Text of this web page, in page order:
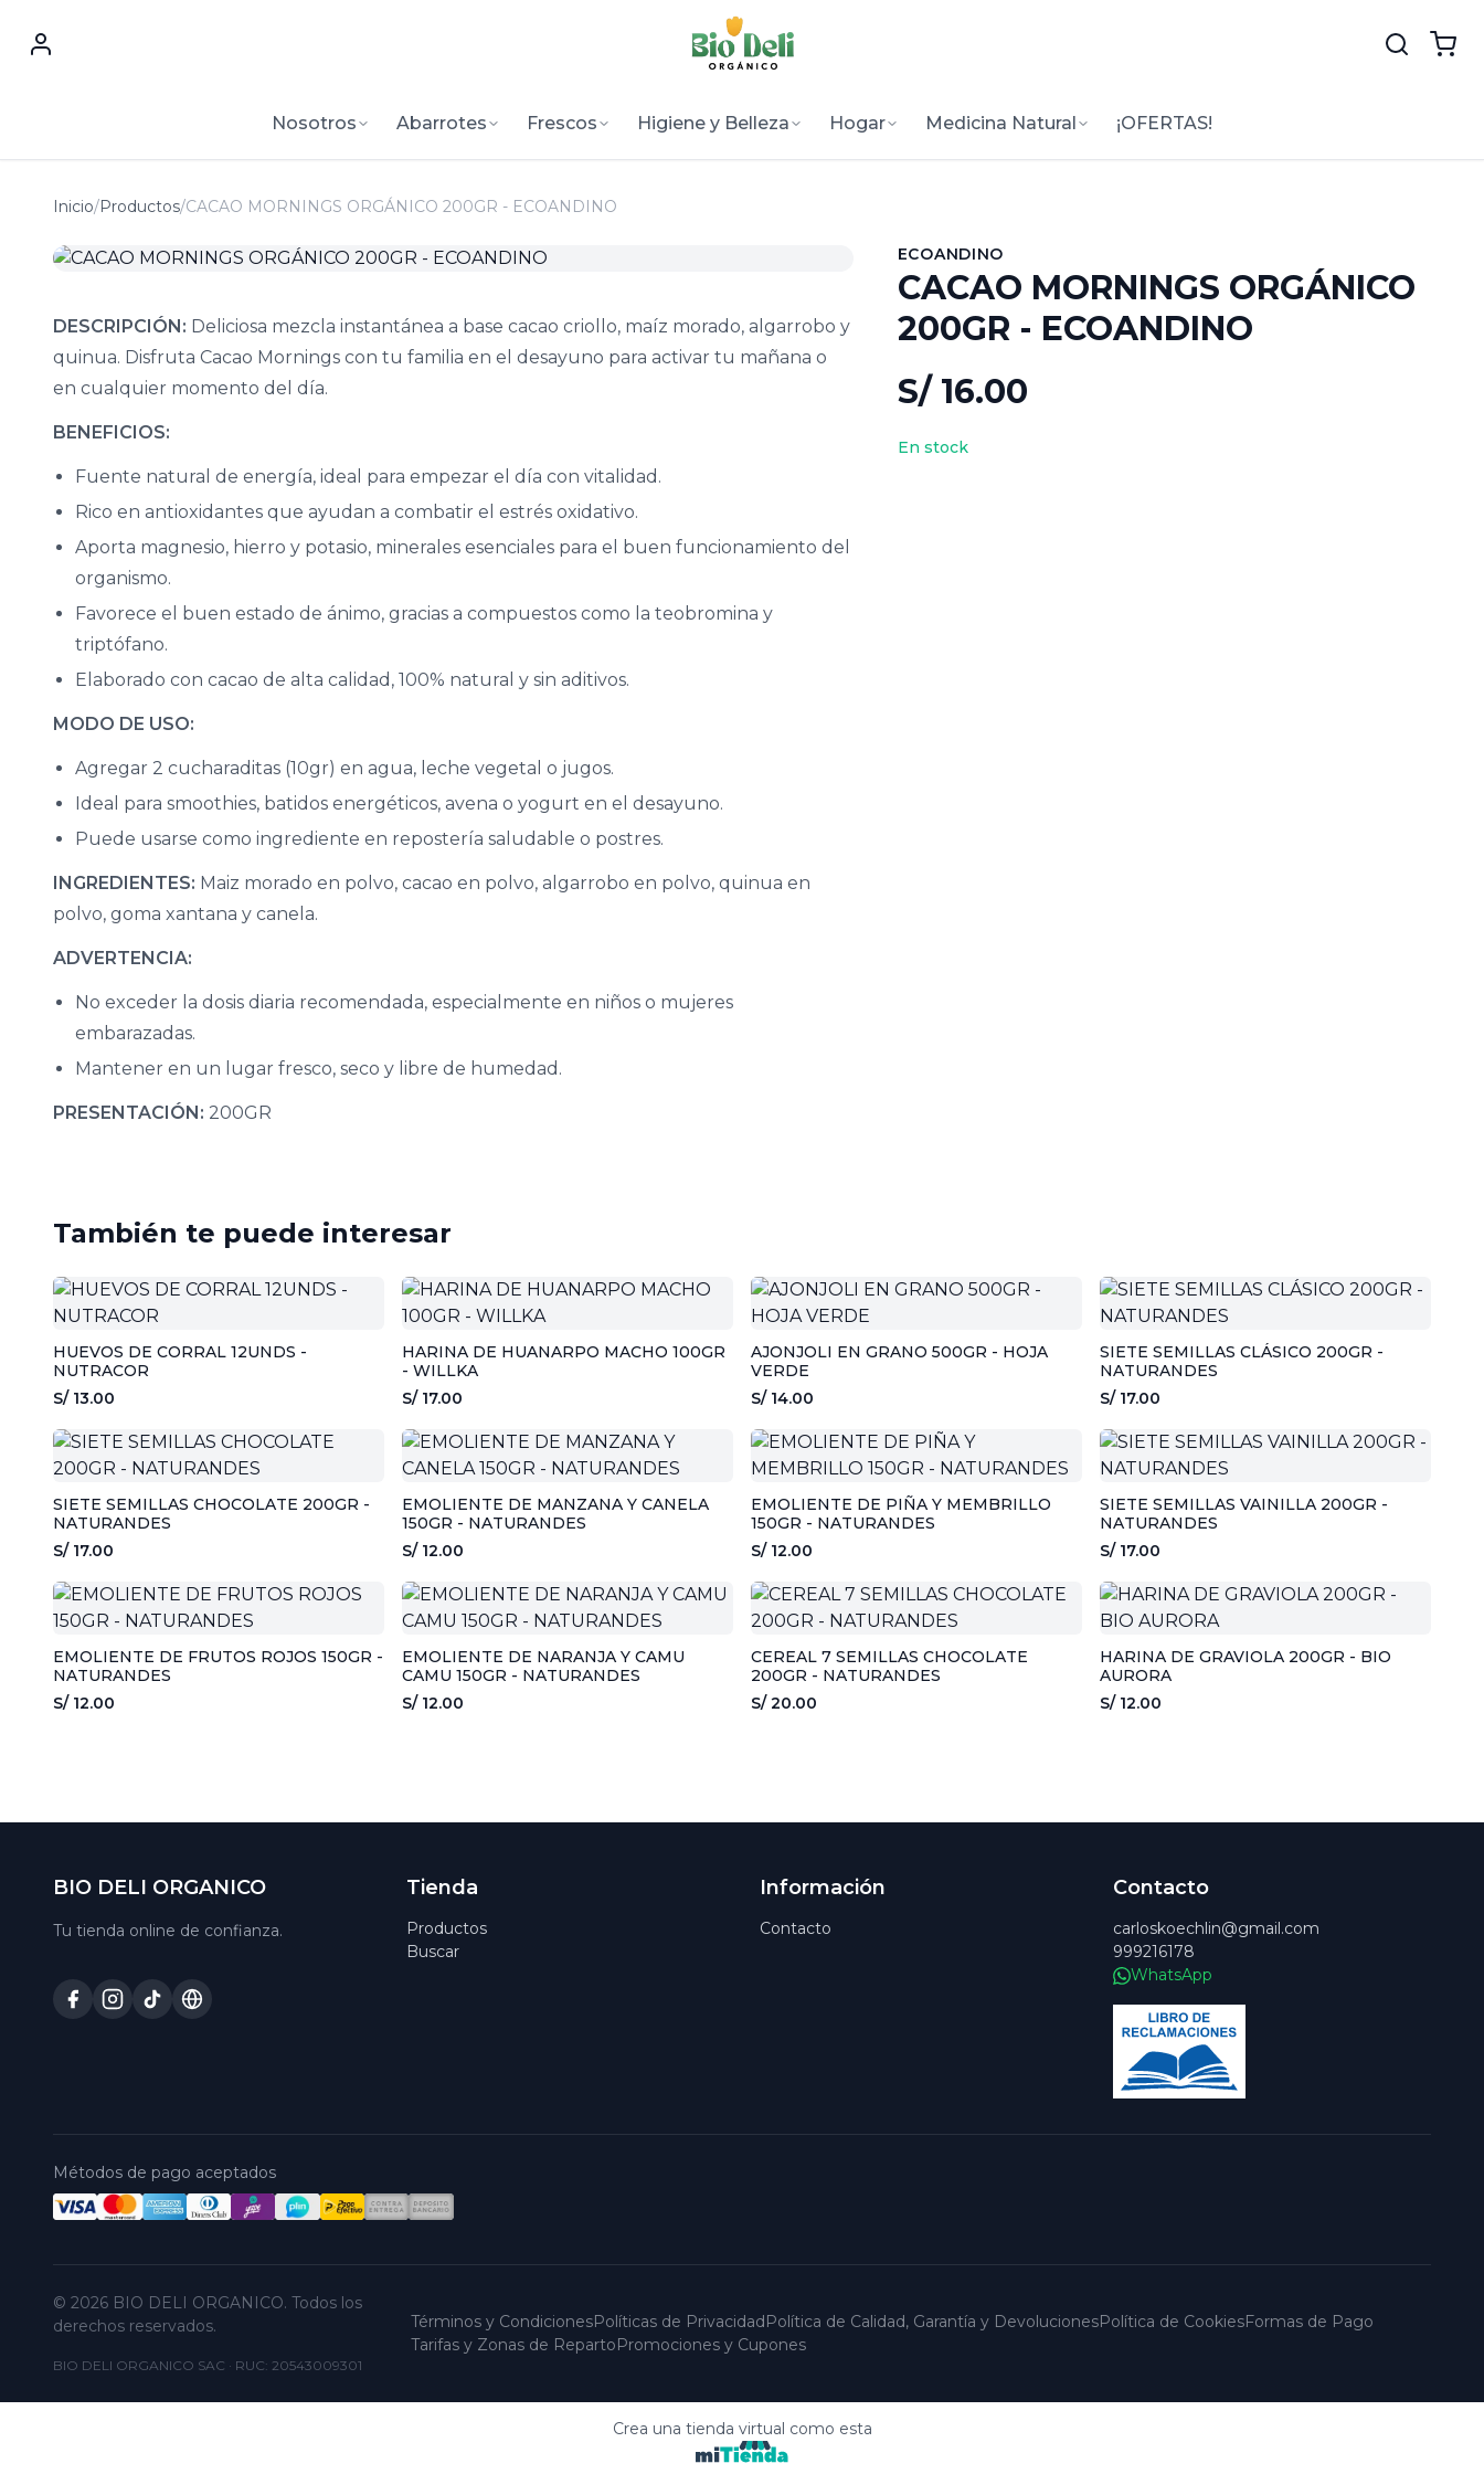
Nosotros Abarrotes Frescos Higiene y Belleza Hogar Medicina Natural ¡OFERTAS!
Inicio/Productos/CACAO MORNINGS ORGÁNICO 200GR - ECOANDINO
ECOANDINO
CACAO MORNINGS ORGÁNICO
200GR - ECOANDINO
S/ 16.00
En stock
DESCRIPCIÓN: Deliciosa mezcla instantánea a base cacao criollo, maíz morado, algarrobo y
quinua. Disfruta Cacao Mornings con tu familia en el desayuno para activar tu mañana o
en cualquier momento del día.
BENEFICIOS:
Fuente natural de energía, ideal para empezar el día con vitalidad.
Rico en antioxidantes que ayudan a combatir el estrés oxidativo.
Aporta magnesio, hierro y potasio, minerales esenciales para el buen funcionamiento del
organismo.
Favorece el buen estado de ánimo, gracias a compuestos como la teobromina y
triptófano.
Elaborado con cacao de alta calidad, 100% natural y sin aditivos.
MODO DE USO:
Agregar 2 cucharaditas (10gr) en agua, leche vegetal o jugos.
Ideal para smoothies, batidos energéticos, avena o yogurt en el desayuno.
Puede usarse como ingrediente en repostería saludable o postres.
INGREDIENTES: Maiz morado en polvo, cacao en polvo, algarrobo en polvo, quinua en
polvo, goma xantana y canela.
ADVERTENCIA:
No exceder la dosis diaria recomendada, especialmente en niños o mujeres
embarazadas.
Mantener en un lugar fresco, seco y libre de humedad.
PRESENTACIÓN: 200GR
También te puede interesar
HUEVOS DE CORRAL 12UNDS -
NUTRACOR
S/ 13.00
HARINA DE HUANARPO MACHO 100GR
- WILLKA
S/ 17.00
AJONJOLI EN GRANO 500GR - HOJA
VERDE
S/ 14.00
SIETE SEMILLAS CLÁSICO 200GR -
NATURANDES
S/ 17.00
SIETE SEMILLAS CHOCOLATE 200GR -
NATURANDES
S/ 17.00
EMOLIENTE DE MANZANA Y CANELA
150GR - NATURANDES
S/ 12.00
EMOLIENTE DE PIÑA Y MEMBRILLO
150GR - NATURANDES
S/ 12.00
SIETE SEMILLAS VAINILLA 200GR -
NATURANDES
S/ 17.00
EMOLIENTE DE FRUTOS ROJOS 150GR -
NATURANDES
S/ 12.00
EMOLIENTE DE NARANJA Y CAMU
CAMU 150GR - NATURANDES
S/ 12.00
CEREAL 7 SEMILLAS CHOCOLATE
200GR - NATURANDES
S/ 20.00
HARINA DE GRAVIOLA 200GR - BIO
AURORA
S/ 12.00
BIO DELI ORGANICO
Tu tienda online de confianza.
Tienda
Productos
Buscar
Información
Contacto
Contacto
carloskoechlin@gmail.com
999216178
WhatsApp
Métodos de pago aceptados
© 2026 BIO DELI ORGANICO. Todos los
derechos reservados.
BIO DELI ORGANICO SAC · RUC: 20543009301
Términos y CondicionesPolíticas de PrivacidadPolítica de Calidad, Garantía y DevolucionesPolítica de CookiesFormas de Pago
Tarifas y Zonas de RepartoPromociones y Cupones
Crea una tienda virtual como esta